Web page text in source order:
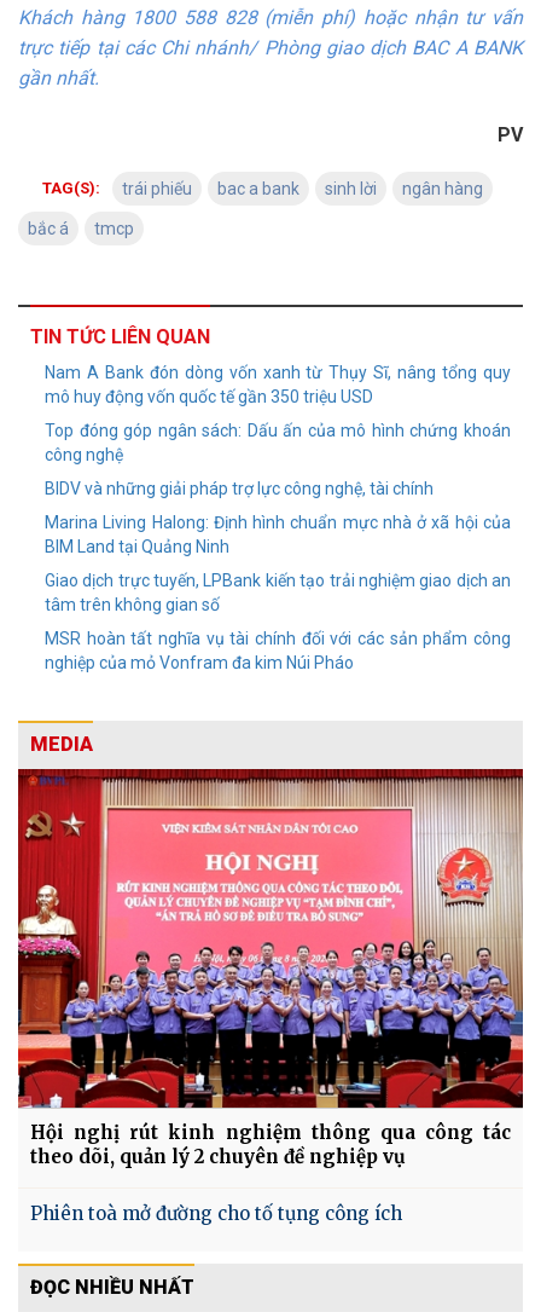
Khách hàng 1800 588 828 (miễn phí) hoặc nhận tư vấn
trực tiếp tại các Chi nhánh/ Phòng giao dịch BAC A BANK
gần nhất.
PV
TAG(S): trái phiếu bac a bank sinh lời ngân hàng
bắc á tmcp
TIN TỨC LIÊN QUAN
Nam A Bank đón dòng vốn xanh từ Thụy Sĩ, nâng tổng quy
mô huy động vốn quốc tế gần 350 triệu USD
Top đóng góp ngân sách: Dấu ấn của mô hình chứng khoán
công nghệ
BIDV và những giải pháp trợ lực công nghệ, tài chính
Marina Living Halong: Định hình chuẩn mực nhà ở xã hội của
BIM Land tại Quảng Ninh
Giao dịch trực tuyến, LPBank kiến tạo trải nghiệm giao dịch an
tâm trên không gian số
MSR hoàn tất nghĩa vụ tài chính đối với các sản phẩm công
nghiệp của mỏ Vonfram đa kim Núi Pháo
MEDIA
Hội nghị rút kinh nghiệm thông qua công tác
theo dõi, quản lý 2 chuyên đề nghiệp vụ
Phiên toà mở đường cho tố tụng công ích
ĐỌC NHIỀU NHẤT